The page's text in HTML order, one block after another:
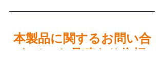
本製品に関するお問い合
わせ・お見積もり依頼